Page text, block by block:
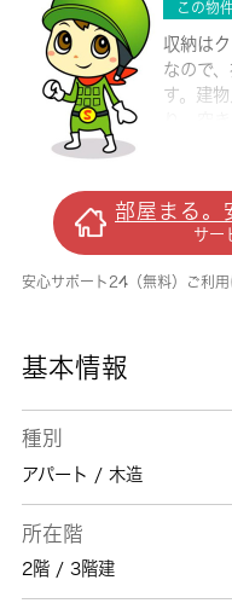
この物
収納は
なので
す。建
け取れ
家にい
設備は
り、と
が付い
部屋まる。
サー
安心サポート24（無料）ご利用
基本情報
種別
アパート / 木造
所在階
2階 / 3階建